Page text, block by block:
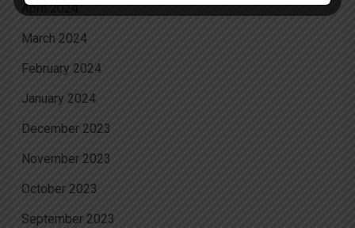
April 2024
March 2024
February 2024
January 2024
December 2023
November 2023
October 2023
September 2023